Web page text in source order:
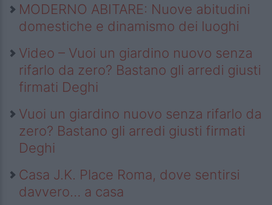
MODERNO ABITARE: Nuove abitudini
domestiche e dinamismo dei luoghi
Video – Vuoi un giardino nuovo senza
rifarlo da zero? Bastano gli arredi giusti
firmati Deghi
Vuoi un giardino nuovo senza rifarlo da
zero? Bastano gli arredi giusti firmati
Deghi
Casa J.K. Place Roma, dove sentirsi
davvero… a casa